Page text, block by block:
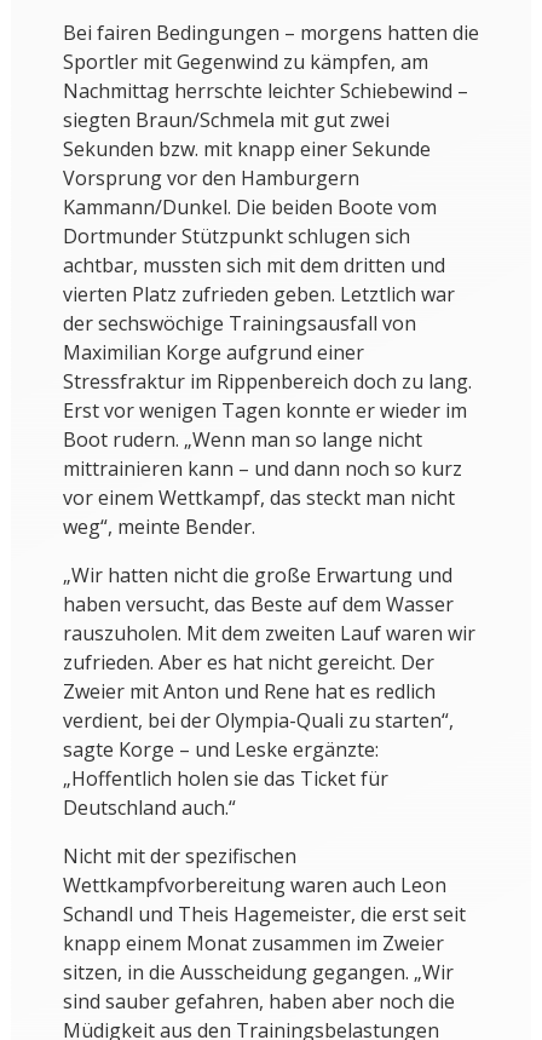
Bei fairen Bedingungen – morgens hatten die
Sportler mit Gegenwind zu kämpfen, am
Nachmittag herrschte leichter Schiebewind –
siegten Braun/Schmela mit gut zwei
Sekunden bzw. mit knapp einer Sekunde
Vorsprung vor den Hamburgern
Kammann/Dunkel. Die beiden Boote vom
Dortmunder Stützpunkt schlugen sich
achtbar, mussten sich mit dem dritten und
vierten Platz zufrieden geben. Letztlich war
der sechswöchige Trainingsausfall von
Maximilian Korge aufgrund einer
Stressfraktur im Rippenbereich doch zu lang.
Erst vor wenigen Tagen konnte er wieder im
Boot rudern. „Wenn man so lange nicht
mittrainieren kann – und dann noch so kurz
vor einem Wettkampf, das steckt man nicht
weg“, meinte Bender.
„Wir hatten nicht die große Erwartung und
haben versucht, das Beste auf dem Wasser
rauszuholen. Mit dem zweiten Lauf waren wir
zufrieden. Aber es hat nicht gereicht. Der
Zweier mit Anton und Rene hat es redlich
verdient, bei der Olympia-Quali zu starten“,
sagte Korge – und Leske ergänzte:
„Hoffentlich holen sie das Ticket für
Deutschland auch.“
Nicht mit der spezifischen
Wettkampfvorbereitung waren auch Leon
Schandl und Theis Hagemeister, die erst seit
knapp einem Monat zusammen im Zweier
sitzen, in die Ausscheidung gegangen. „Wir
sind sauber gefahren, haben aber noch die
Müdigkeit aus den Trainingsbelastungen